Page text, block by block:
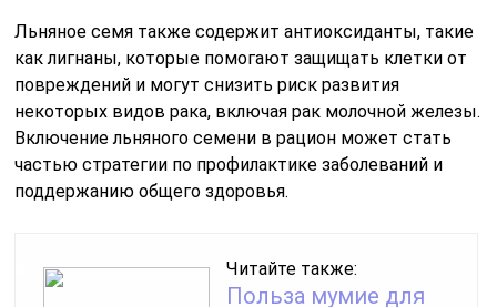
Льняное семя также содержит антиоксиданты, такие
как лигнаны, которые помогают защищать клетки от
повреждений и могут снизить риск развития
некоторых видов рака, включая рак молочной железы.
Включение льняного семени в рацион может стать
частью стратегии по профилактике заболеваний и
поддержанию общего здоровья.
Читайте также:
Польза мумие для